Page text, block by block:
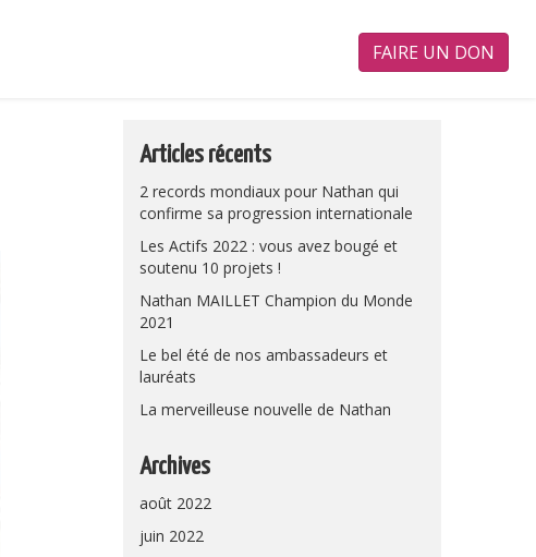
FAIRE UN DON
Articles récents
2 records mondiaux pour Nathan qui
confirme sa progression internationale
Les Actifs 2022 : vous avez bougé et
soutenu 10 projets !
Nathan MAILLET Champion du Monde
2021
Le bel été de nos ambassadeurs et
lauréats
La merveilleuse nouvelle de Nathan
Archives
août 2022
juin 2022